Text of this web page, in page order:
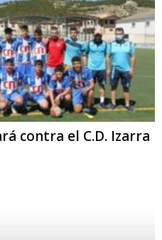
contra el C.D. Izarra